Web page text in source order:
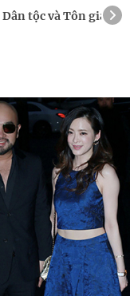
Dân tộc và Tôn giáo